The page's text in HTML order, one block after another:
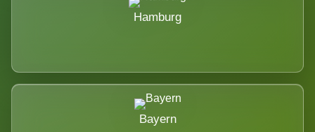
Hamburg
Bayern